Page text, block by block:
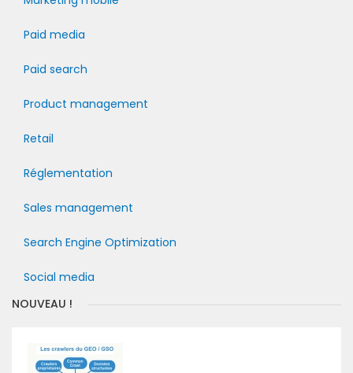
Paid media
Paid search
Product management
Retail
Réglementation
Sales management
Search Engine Optimization
Social media
NOUVEAU !